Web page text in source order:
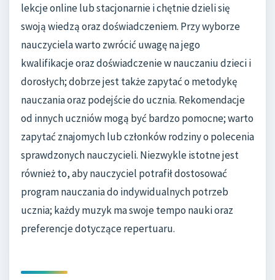
lekcje online lub stacjonarnie i chętnie dzieli się
swoją wiedzą oraz doświadczeniem. Przy wyborze
nauczyciela warto zwrócić uwagę na jego
kwalifikacje oraz doświadczenie w nauczaniu dzieci i
dorosłych; dobrze jest także zapytać o metodykę
nauczania oraz podejście do ucznia. Rekomendacje
od innych uczniów mogą być bardzo pomocne; warto
zapytać znajomych lub członków rodziny o polecenia
sprawdzonych nauczycieli. Niezwykle istotne jest
również to, aby nauczyciel potrafił dostosować
program nauczania do indywidualnych potrzeb
ucznia; każdy muzyk ma swoje tempo nauki oraz
preferencje dotyczące repertuaru.